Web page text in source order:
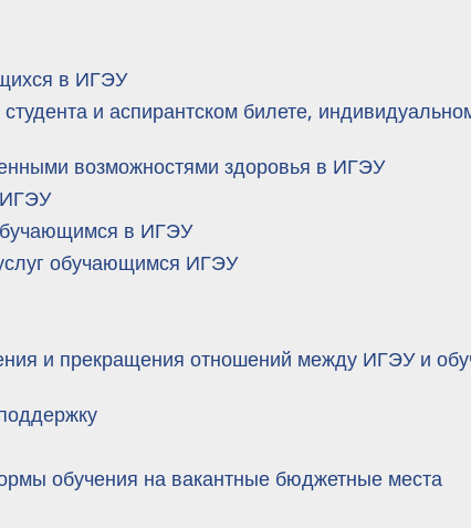
в ИГЭУ
и аспирантском билете,
возможностями здоровья в ИГЭУ
в ИГЭУ
обучающимся ИГЭУ
и прекращения отношений между ИГЭУ и
обучения на вакантные бюджетные места